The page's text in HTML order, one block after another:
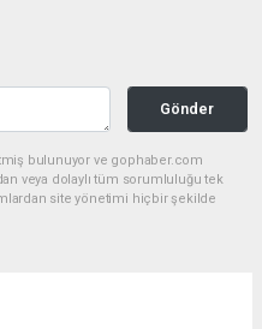
Gönder
bulunuyor ve gophaber.com
veya dolaylı tüm sorumluluğu tek
site yönetimi hiçbir şekilde